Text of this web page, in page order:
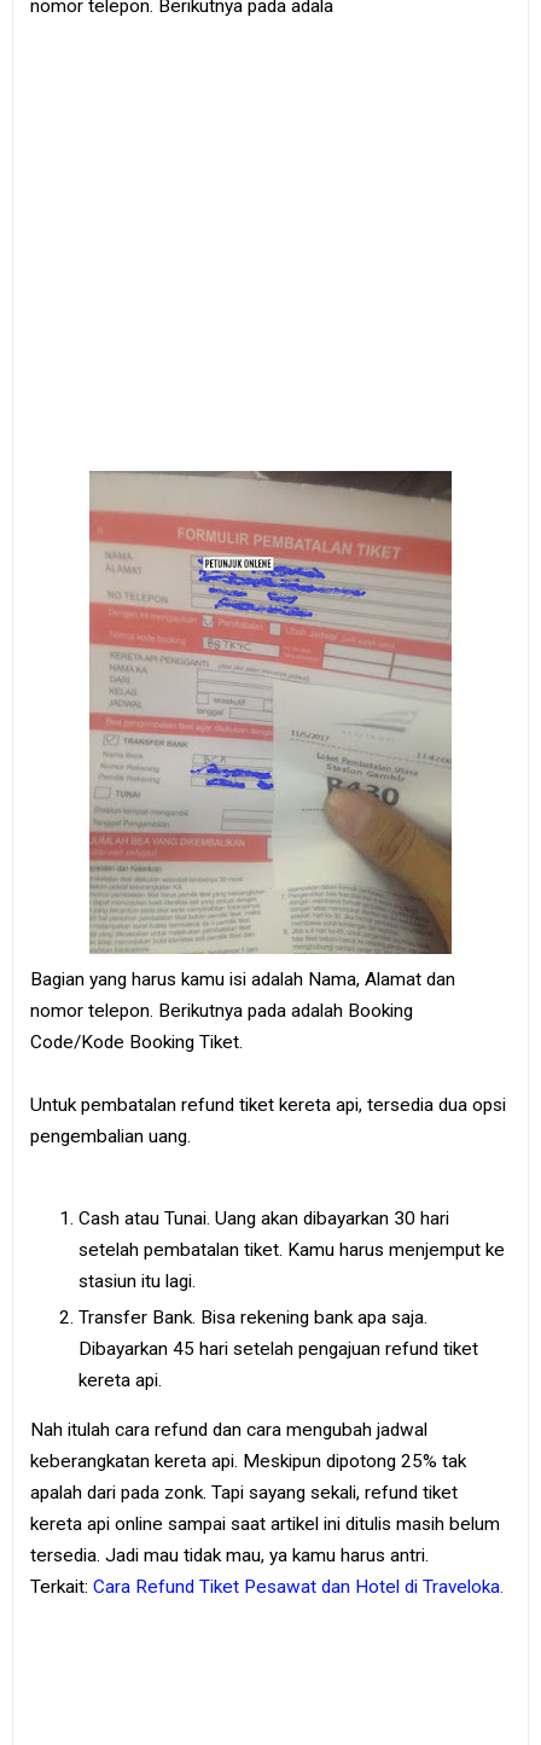
nomor telepon. Berikutnya pada adala
Bagian yang harus kamu isi adalah Nama, Alamat dan
nomor telepon. Berikutnya pada adalah Booking
Code/Kode Booking Tiket.
Untuk pembatalan refund tiket kereta api, tersedia dua opsi
pengembalian uang.
Cash atau Tunai. Uang akan dibayarkan 30 hari
setelah pembatalan tiket. Kamu harus menjemput ke
stasiun itu lagi.
Transfer Bank. Bisa rekening bank apa saja.
Dibayarkan 45 hari setelah pengajuan refund tiket
kereta api.
Nah itulah cara refund dan cara mengubah jadwal
keberangkatan kereta api. Meskipun dipotong 25% tak
apalah dari pada zonk. Tapi sayang sekali, refund tiket
kereta api online sampai saat artikel ini ditulis masih belum
tersedia. Jadi mau tidak mau, ya kamu harus antri.
Terkait: Cara Refund Tiket Pesawat dan Hotel di Traveloka.